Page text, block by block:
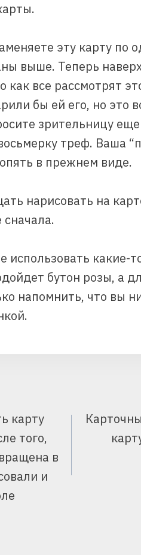
эту карту по
выше. Теперь
все рассмотрят
бы ей его, но это
зрительницу
треф. Ваша
в прежнем виде.
нарисовать на
сначала.
какие-
бутон розы, а
напомнить, что вы
карту
того,
в
и